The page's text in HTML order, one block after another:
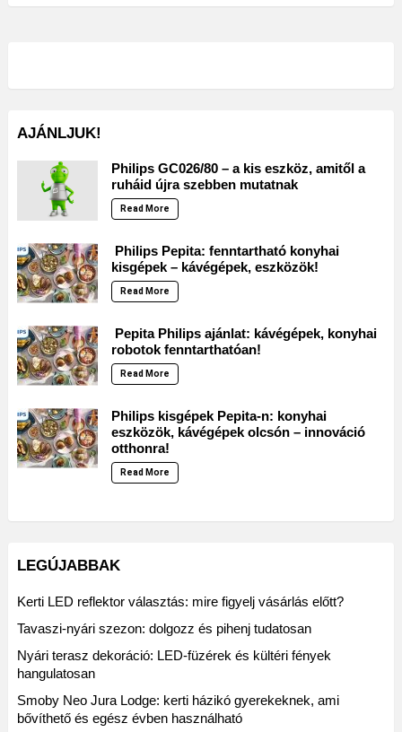
AJÁNLJUK!
Philips GC026/80 – a kis eszköz, amitől a
ruháid újra szebben mutatnak
Read More
Philips Pepita: fenntartható konyhai
kisgépek – kávégépek, eszközök!
Read More
Pepita Philips ajánlat: kávégépek, konyhai
robotok fenntarthatóan!
Read More
Philips kisgépek Pepita-n: konyhai
eszközök, kávégépek olcsón – innováció
otthonra!
Read More
LEGÚJABBAK
Kerti LED reflektor választás: mire figyelj vásárlás előtt?
Tavaszi-nyári szezon: dolgozz és pihenj tudatosan
Nyári terasz dekoráció: LED-füzérek és kültéri fények
hangulatosan
Smoby Neo Jura Lodge: kerti házikó gyerekeknek, ami
bővíthető és egész évben használható